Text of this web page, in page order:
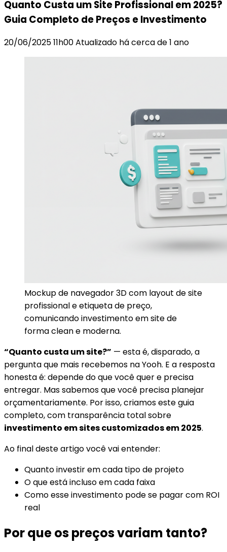
Quanto Custa um Site Profissional em 2025?
Guia Completo de Preços e Investimento
20/06/2025 11h00 Atualizado há cerca de 1 ano
Mockup de navegador 3D com layout de site
profissional e etiqueta de preço,
comunicando investimento em site de
forma clean e moderna.
“Quanto custa um site?” — esta é, disparado, a
pergunta que mais recebemos na Yooh. E a resposta
honesta é: depende do que você quer e precisa
entregar. Mas sabemos que você precisa planejar
orçamentariamente. Por isso, criamos este guia
completo, com transparência total sobre
investimento em sites customizados em 2025.
Ao final deste artigo você vai entender:
Quanto investir em cada tipo de projeto
O que está incluso em cada faixa
Como esse investimento pode se pagar com ROI
real
Por que os preços variam tanto?